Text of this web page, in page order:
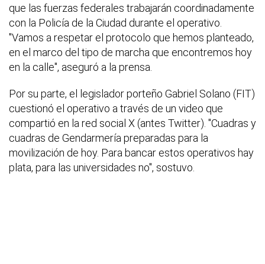
que las fuerzas federales trabajarán coordinadamente
con la Policía de la Ciudad durante el operativo.
"Vamos a respetar el protocolo que hemos planteado,
en el marco del tipo de marcha que encontremos hoy
en la calle", aseguró a la prensa.
Por su parte, el legislador porteño Gabriel Solano (FIT)
cuestionó el operativo a través de un video que
compartió en la red social X (antes Twitter). "Cuadras y
cuadras de Gendarmería preparadas para la
movilización de hoy. Para bancar estos operativos hay
plata, para las universidades no", sostuvo.